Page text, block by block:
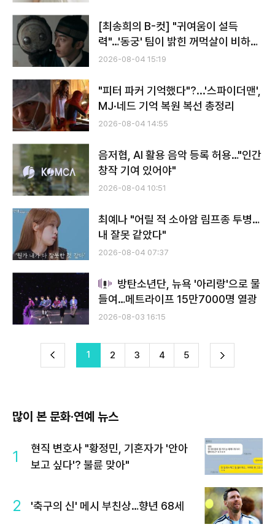
[최송희의 B-컷] "귀여움이 설득
력"…'동궁' 팀이 밝힌 꺼먹살이 비하인
드
2026-08-04 15:19
"피터 파커 기억했다"?...'스파이더맨',
MJ·네드 기억 복원 복선 총정리
2026-08-04 14:55
음저협, AI 활용 음악 등록 허용…"인간
창작 기여 있어야"
2026-08-04 10:51
최예나 "어릴 적 소아암 림프종 투병…
내 잘못 같았다"
2026-08-04 07:37
방탄소년단, 뉴욕 '아리랑'으로 물
들여…메트라이프 15만7000명 열광
2026-08-03 16:15
이
1
2 3 4 5 다
많이 본 문화·연예 뉴스
1
현직 변호사 "황정민, 기혼자가 '안아
보고 싶다'? 불륜 맞아"
2 '축구의 신' 메시 부친상…향년 68세